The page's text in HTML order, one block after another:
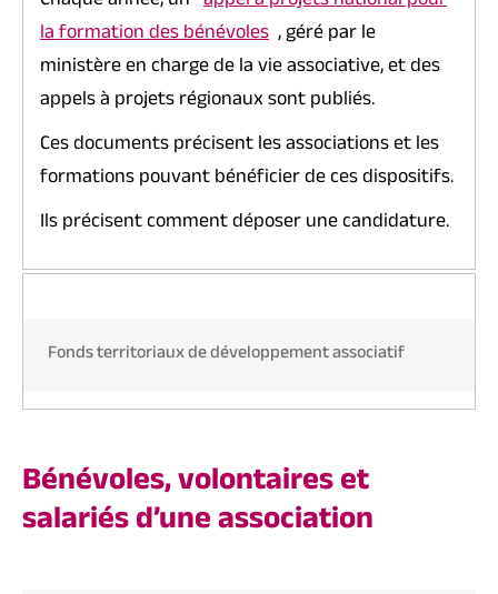
la formation des bénévoles , géré par le
ministère en charge de la vie associative, et des
appels à projets régionaux sont publiés.
Ces documents précisent les associations et les
formations pouvant bénéficier de ces dispositifs.
Ils précisent comment déposer une candidature.
Fonds territoriaux de développement associatif
Bénévoles, volontaires et
salariés d’une association